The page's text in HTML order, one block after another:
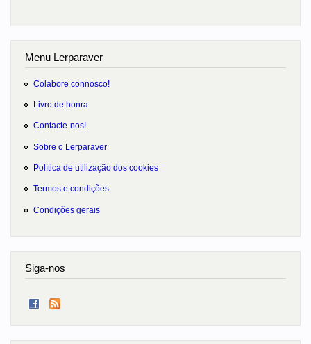
Menu Lerparaver
Colabore connosco!
Livro de honra
Contacte-nos!
Sobre o Lerparaver
Política de utilização dos cookies
Termos e condições
Condições gerais
Siga-nos